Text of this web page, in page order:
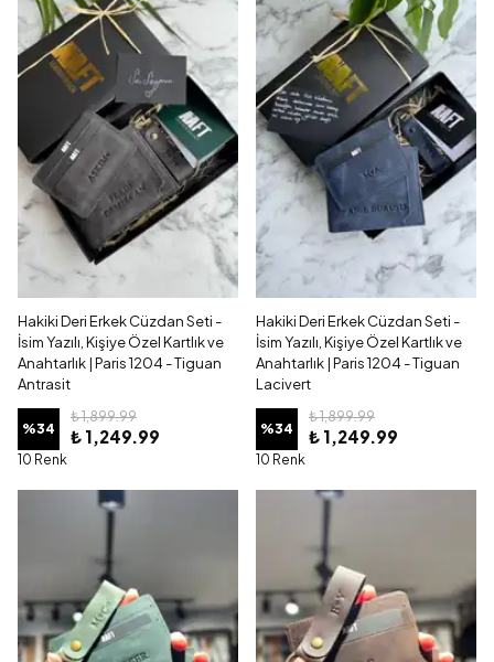
Hakiki Deri Erkek Cüzdan Seti -
İsim Yazılı, Kişiye Özel Kartlık ve
Anahtarlık | Paris 1204 - Tiguan
Antrasit
%34
₺ 1,899.99
₺ 1,249.99
10 Renk
Hakiki Deri Erkek Cüzdan Seti -
İsim Yazılı, Kişiye Özel Kartlık ve
Anahtarlık | Paris 1204 - Tiguan
Lacivert
%34
₺ 1,899.99
₺ 1,249.99
10 Renk